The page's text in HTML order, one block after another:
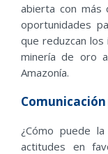
abierta con
oportunidades
que reduzcan
minería de oro
Amazonía.
¿Cómo puede
actitudes en